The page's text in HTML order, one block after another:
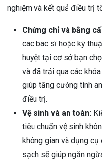
nghiệm và kết quả điều trị
Chứng chỉ và bằng
các bác sĩ hoặc kỹ
huyệt tại cơ sở bạn
và đã trải qua các
giúp tăng cường tính
điều trị.
Vệ sinh và an toàn:
tiêu chuẩn vệ sinh
không gian và dụng
sạch sẽ giúp ngăn